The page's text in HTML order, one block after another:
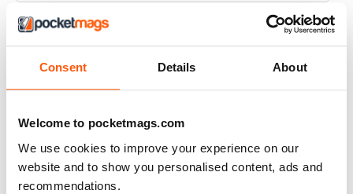
Consent Details About
Welcome to pocketmags.com
We use cookies to improve your experience on our
website and to show you personalised content, ads and
recommendations.
VISUALIZZA LE RECENSIONI
GREAT READ
Highly interesting and entertaining for all those brewing